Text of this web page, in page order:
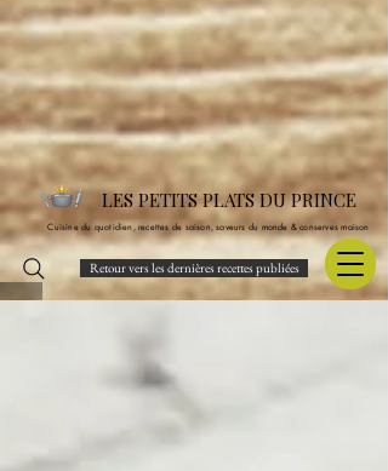
LES PETITS PLATS DU PRINCE
Cuisine du quotidien, recettes de saison, saveurs du monde & conserves maison
Retour vers les dernières recettes publiées